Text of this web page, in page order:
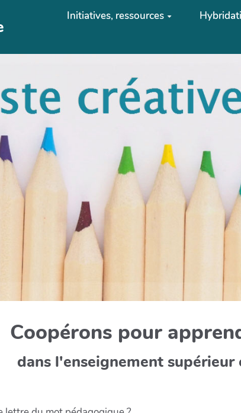
Initiatives, ressources
Coopérons pour
dans l'enseignement